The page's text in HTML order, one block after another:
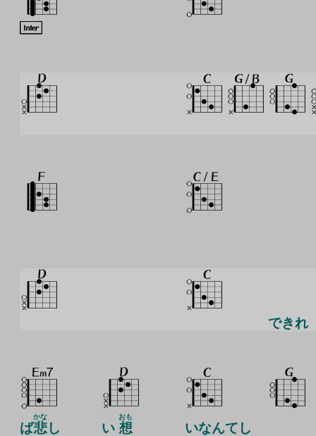
できれ
ば悲
かな
し い 想
おも
いなんてし